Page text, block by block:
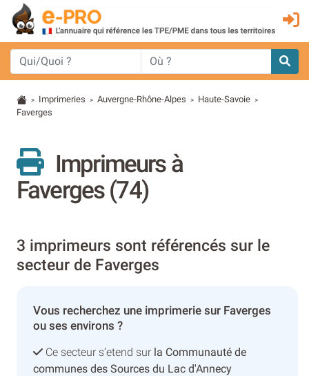
> Imprimeries > Auvergne-Rhône-Alpes > Haute-Savoie >
Faverges
Imprimeurs à
Faverges (74)
3 imprimeurs sont référencés sur le
secteur de Faverges
Vous recherchez une imprimerie sur Faverges
ou ses environs ?
Ce secteur s’etend sur la Communauté de
communes des Sources du Lac d'Annecy